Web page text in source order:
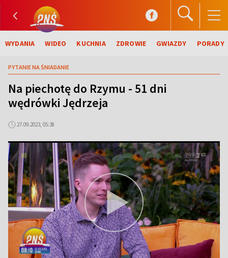
WYDANIA WIDEO KUCHNIA ZDROWIE GWIAZDY PORADY
PYTANIE NA ŚNIADANIE
Na piechotę do Rzymu - 51 dni
wędrówki Jędrzeja
27.09.2023, 05:38